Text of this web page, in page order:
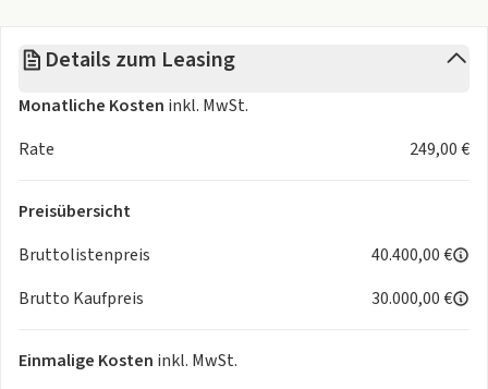
City-Notbremsfunktion
Digitaler Radioempfang (DAB+)
ESP mit Anhaengerstabilisierung
Induktionsladen für Smartphone
Lane Assist
LED-Tagfahrlicht
Mittelarmlehne
Details zum Leasing
Monatliche Kosten inkl. MwSt.
Rate
249,00 €
Preisübersicht
Bruttolistenpreis
40.400,00 €
Brutto Kaufpreis
30.000,00 €
Einmalige Kosten inkl. MwSt.